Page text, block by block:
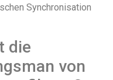
Synchronisation
die
von